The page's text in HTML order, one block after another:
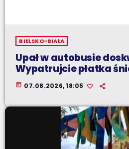
BIELSKO-BIAŁA
Upał w autobusie
Wypatrujcie płatka
today 07.08.2026, 18:05